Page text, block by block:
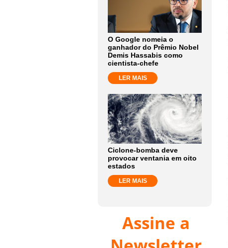
O Google nomeia o
ganhador do Prêmio Nobel
Demis Hassabis como
cientista-chefe
LER MAIS
Ciclone-bomba deve
provocar ventania em oito
estados
LER MAIS
Assine a